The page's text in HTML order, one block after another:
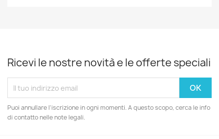
Ricevi le nostre novità e le offerte speciali
Puoi annullare l'iscrizione in ogni momenti. A questo scopo, cerca le info
di contatto nelle note legali.